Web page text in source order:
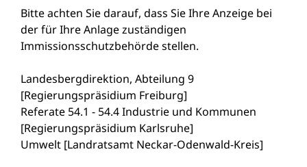
Bitte achten Sie darauf, dass Sie Ihre Anzeige bei
der für Ihre Anlage zuständigen
Immissionsschutzbehörde stellen.
Landesbergdirektion, Abteilung 9
[Regierungspräsidium Freiburg]
Referate 54.1 - 54.4 Industrie und Kommunen
[Regierungspräsidium Karlsruhe]
Umwelt [Landratsamt Neckar-Odenwald-Kreis]